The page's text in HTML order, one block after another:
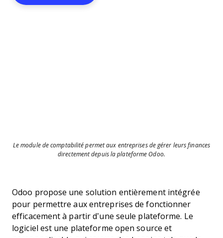
Le module de comptabilité permet aux entreprises de gérer leurs finances
directement depuis la plateforme Odoo.
Odoo propose une solution entièrement intégrée
pour permettre aux entreprises de fonctionner
efficacement à partir d’une seule plateforme. Le
logiciel est une plateforme open source et